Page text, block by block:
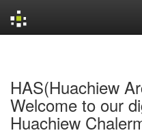
HAS(Huachiew
Welcome to our
Huachiew